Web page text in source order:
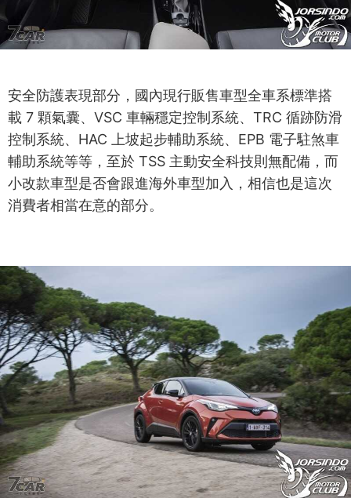
安全防護表現部分，國內現行販售車型全車系標準搭
載 7 顆氣囊、VSC 車輛穩定控制系統、TRC 循跡防滑
控制系統、HAC 上坡起步輔助系統、EPB 電子駐煞車
輔助系統等等，至於 TSS 主動安全科技則無配備，而
小改款車型是否會跟進海外車型加入，相信也是這次
消費者相當在意的部分。